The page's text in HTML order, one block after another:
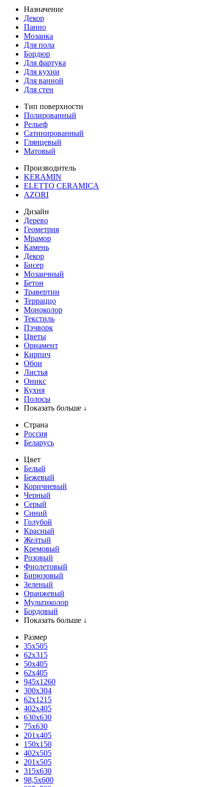
Назначение
Декор
Панно
Мозаика
Для пола
Бордюр
Для фартука
Для кухни
Для ванной
Для стен
Тип поверхности
Полированный
Рельеф
Сатинированный
Глянцевый
Матовый
Производитель
KERAMIN
ELETTO CERAMICA
AZORI
Дизайн
Дерево
Геометрия
Мрамор
Камень
Декор
Бисер
Мозаичный
Бетон
Травертин
Терраццо
Моноколор
Текстиль
Пэчворк
Цветы
Орнамент
Кирпич
Обои
Листья
Оникс
Кухня
Полосы
Показать больше ↓
Страна
Россия
Беларусь
Цвет
Белый
Бежевый
Коричневый
Черный
Серый
Синий
Голубой
Красный
Желтый
Кремовый
Розовый
Фиолетовый
Бирюзовый
Зеленый
Оранжевый
Мультиколор
Бордовый
Показать больше ↓
Размер
35х505
62x315
50x405
62х405
945x1260
300x304
62x1215
402x405
630x630
75x630
201x405
150x150
402x505
201x505
315x630
98,5х600